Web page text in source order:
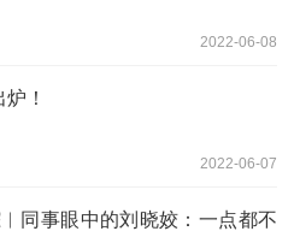
2022-06-08
！
2022-06-07
同事眼中的刘晓姣：一点都不